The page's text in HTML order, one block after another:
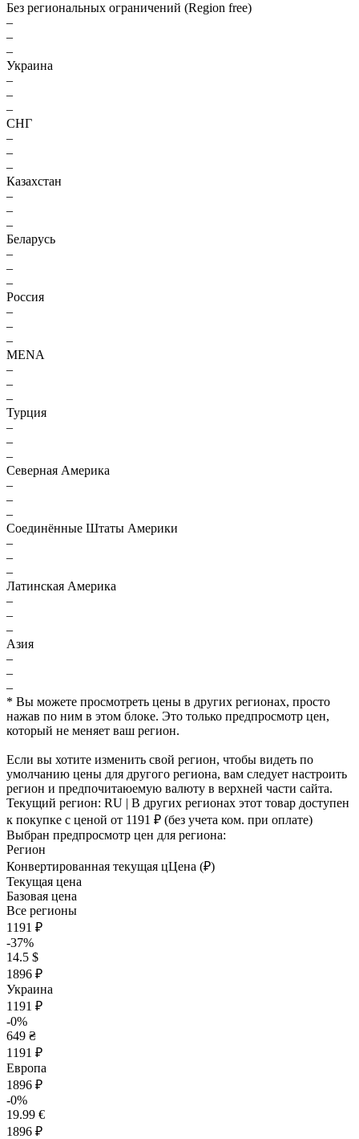
Без региональных ограничений (Region free)
–
–
–
Украина
–
–
–
СНГ
–
–
–
Казахстан
–
–
–
Беларусь
–
–
–
Россия
–
–
–
MENA
–
–
–
Турция
–
–
–
Северная Америка
–
–
–
Соединённые Штаты Америки
–
–
–
Латинская Америка
–
–
–
Азия
–
–
–
* Вы можете просмотреть цены в других регионах, просто
нажав по ним в этом блоке. Это только предпросмотр цен,
который не меняет ваш регион.
Если вы хотите изменить свой регион, чтобы видеть по
умолчанию цены для другого региона, вам следует настроить
регион и предпочитаюемую валюту в верхней части сайта.
Текущий регион: RU | В других регионах этот товар доступен
к покупке с ценой от 1191 ₽ (без учета ком. при оплате)
Выбран предпросмотр цен для региона:
Регион
Конвертированная текущая цЦена (₽)
Текущая цена
Базовая цена
Все регионы
1191 ₽
-37%
14.5 $
1896 ₽
Украина
1191 ₽
-0%
649 ₴
1191 ₽
Европа
1896 ₽
-0%
19.99 €
1896 ₽